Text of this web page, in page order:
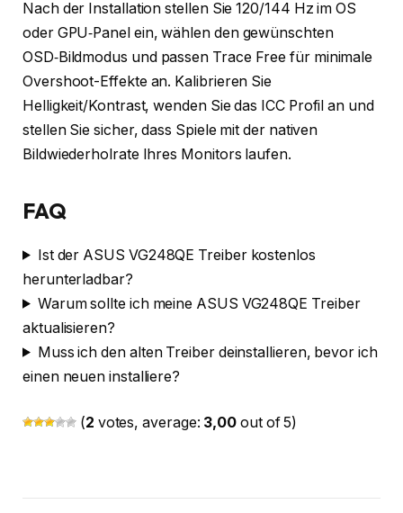
Nach der Installation stellen Sie 120/144 Hz im OS
oder GPU‑Panel ein, wählen den gewünschten
OSD‑Bildmodus und passen Trace Free für minimale
Overshoot-Effekte an. Kalibrieren Sie
Helligkeit/Kontrast, wenden Sie das ICC Profil an und
stellen Sie sicher, dass Spiele mit der nativen
Bildwiederholrate Ihres Monitors laufen.
FAQ
Ist der ASUS VG248QE Treiber kostenlos
herunterladbar?
Warum sollte ich meine ASUS VG248QE Treiber
aktualisieren?
Muss ich den alten Treiber deinstallieren, bevor ich
einen neuen installiere?
(2 votes, average: 3,00 out of 5)